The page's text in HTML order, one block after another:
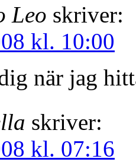
Leo skriver:
kl. 10:00
när jag
skriver:
kl. 07:16